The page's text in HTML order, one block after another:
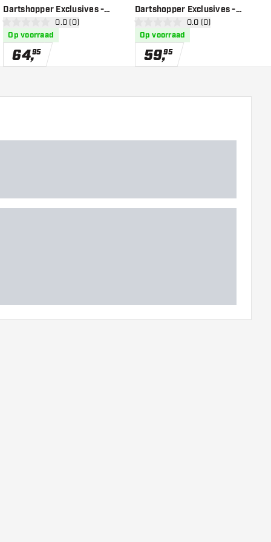
Dartshopper Exclusives -
open reviews drawer
0 score sterren0.0 (0)
Op voorraad
64,95
Dartshopper Exclusives -
Dartpijlen
open reviews drawer
0 score sterren0.0 (0)
Op voorraad
59,95